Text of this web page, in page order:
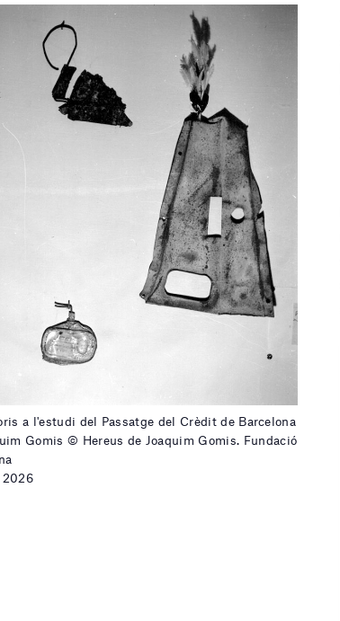
a l'estudi del Passatge del Crèdit de Barcelona
Gomis © Hereus de Joaquim Gomis. Fundació
2026